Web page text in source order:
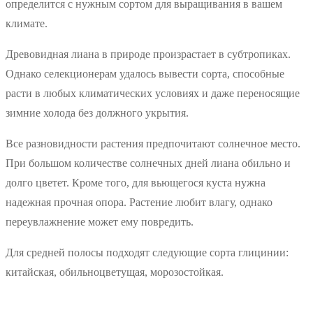
определится с нужным сортом для выращивания в вашем
климате.
Древовидная лиана в природе произрастает в субтропиках.
Однако селекционерам удалось вывести сорта, способные
расти в любых климатических условиях и даже переносящие
зимние холода без должного укрытия.
Все разновидности растения предпочитают солнечное место.
При большом количестве солнечных дней лиана обильно и
долго цветет. Кроме того, для вьющегося куста нужна
надежная прочная опора. Растение любит влагу, однако
переувлажнение может ему повредить.
Для средней полосы подходят следующие сорта глицинии:
китайская, обильноцветущая, морозостойкая.